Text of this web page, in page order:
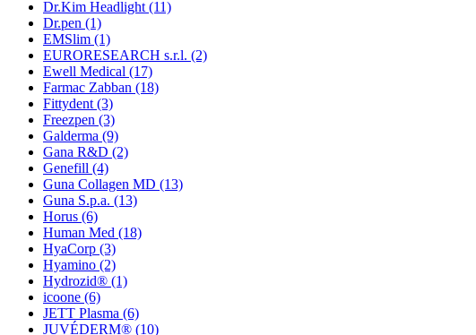
Dr.Kim Headlight (11)
Dr.pen (1)
EMSlim (1)
EURORESEARCH s.r.l. (2)
Ewell Medical (17)
Farmac Zabban (18)
Fittydent (3)
Freezpen (3)
Galderma (9)
Gana R&D (2)
Genefill (4)
Guna Collagen MD (13)
Guna S.p.a. (13)
Horus (6)
Human Med (18)
HyaCorp (3)
Hyamino (2)
Hydrozid® (1)
icoone (6)
JETT Plasma (6)
JUVÉDERM® (10)